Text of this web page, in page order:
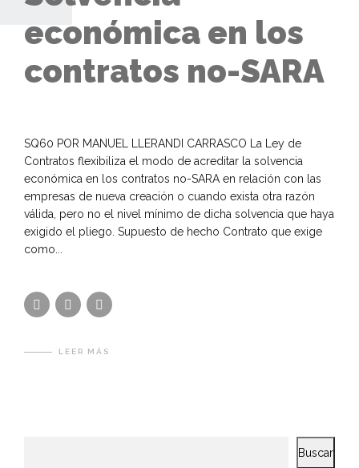
económica en los
contratos no-SARA
SQ60 POR MANUEL LLERANDI CARRASCO La Ley de
Contratos flexibiliza el modo de acreditar la solvencia
económica en los contratos no-SARA en relación con las
empresas de nueva creación o cuando exista otra razón
válida, pero no el nivel mínimo de dicha solvencia que haya
exigido el pliego. Supuesto de hecho Contrato que exige
como...
LEER MÁS
Buscar